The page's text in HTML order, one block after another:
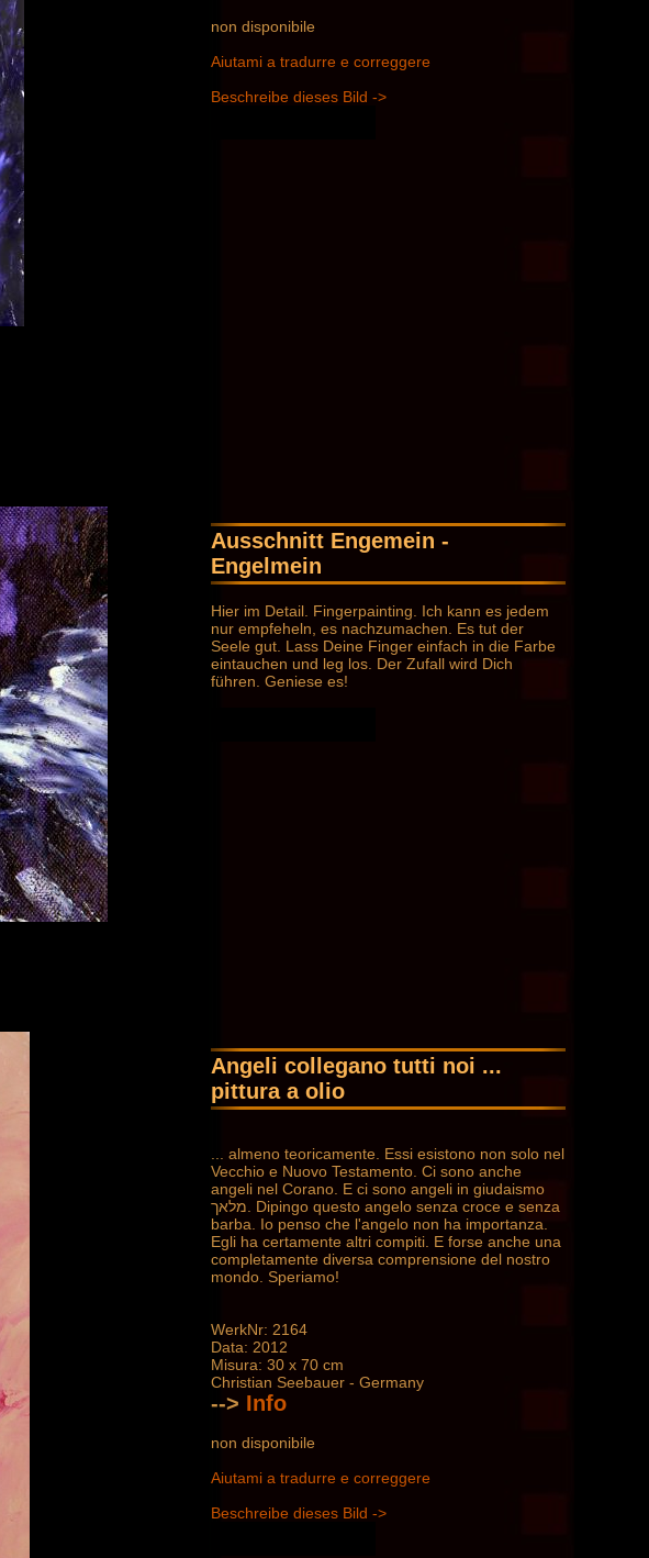
non disponibile
Aiutami a tradurre e correggere
Beschreibe dieses Bild ->
Ausschnitt Engemein -
Engelmein
Hier im Detail. Fingerpainting. Ich kann es jedem
nur empfeheln, es nachzumachen. Es tut der
Seele gut. Lass Deine Finger einfach in die Farbe
eintauchen und leg los. Der Zufall wird Dich
führen. Geniese es!
Angeli collegano tutti noi ...
pittura a olio
... almeno teoricamente. Essi esistono non solo nel
Vecchio e Nuovo Testamento. Ci sono anche
angeli nel Corano. E ci sono angeli in giudaismo
מלאך. Dipingo questo angelo senza croce e senza
barba. Io penso che l'angelo non ha importanza.
Egli ha certamente altri compiti. E forse anche una
completamente diversa comprensione del nostro
mondo. Speriamo!
WerkNr: 2164
Data: 2012
Misura: 30 x 70 cm
Christian Seebauer - Germany
--> Info
non disponibile
Aiutami a tradurre e correggere
Beschreibe dieses Bild ->